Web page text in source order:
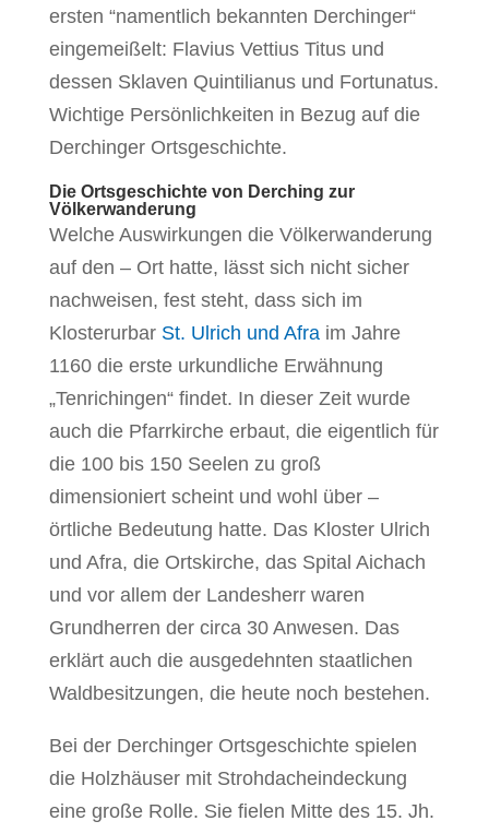
ersten “namentlich bekannten Derchinger“
eingemeißelt: Flavius Vettius Titus und
dessen Sklaven Quintilianus und Fortunatus.
Wichtige Persönlichkeiten in Bezug auf die
Derchinger Ortsgeschichte.
Die Ortsgeschichte von Derching zur
Völkerwanderung
Welche Auswirkungen die Völkerwanderung
auf den – Ort hatte, lässt sich nicht sicher
nachweisen, fest steht, dass sich im
Klosterurbar St. Ulrich und Afraim Jahre
1160 die erste urkundliche Erwähnung
„Tenrichingen“ findet. In dieser Zeit wurde
auch die Pfarrkirche erbaut, die eigentlich für
die 100 bis 150 Seelen zu groß
dimensioniert scheint und wohl über –
örtliche Bedeutung hatte. Das Kloster Ulrich
und Afra, die Ortskirche, das Spital Aichach
und vor allem der Landesherr waren
Grundherren der circa 30 Anwesen. Das
erklärt auch die ausgedehnten staatlichen
Waldbesitzungen, die heute noch bestehen.
Bei der Derchinger Ortsgeschichte spielen
die Holzhäuser mit Strohdacheindeckung
eine große Rolle. Sie fielen Mitte des 15. Jh.